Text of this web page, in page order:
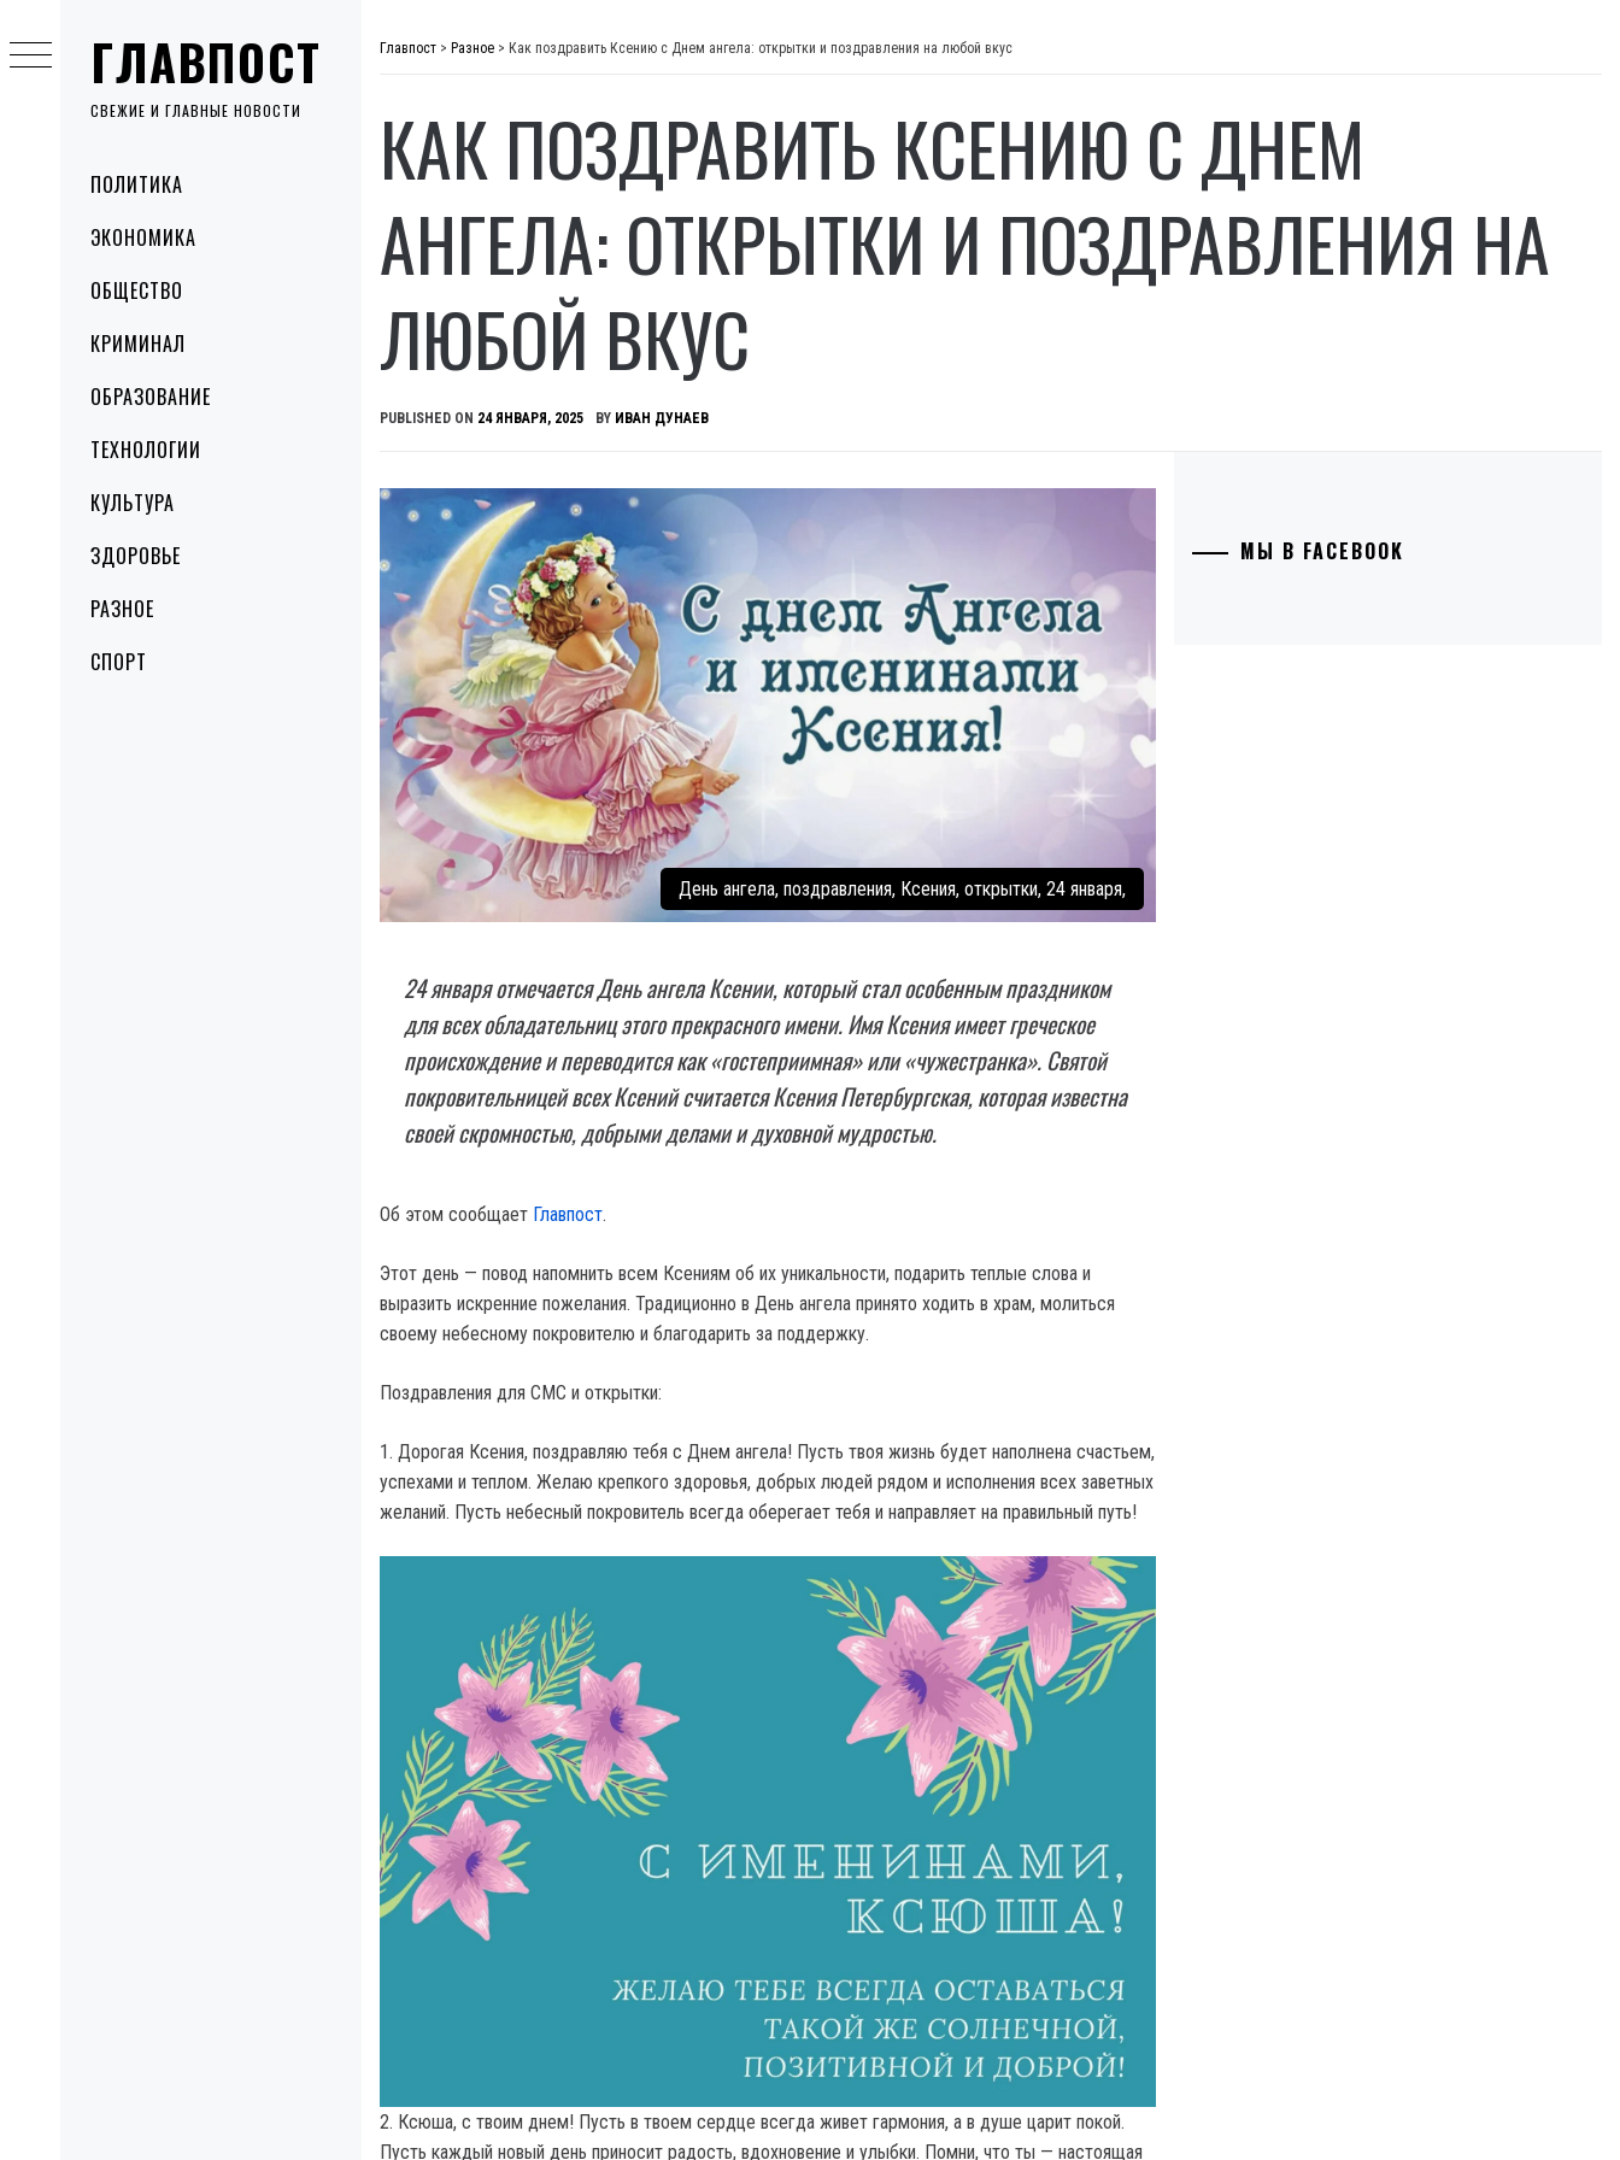
ГЛАВПОСТ
СВЕЖИЕ И ГЛАВНЫЕ НОВОСТИ
MenuПОЛИТИКА
ЭКОНОМИКА
ОБЩЕСТВО
КРИМИНАЛ
ОБРАЗОВАНИЕ
ТЕХНОЛОГИИ
КУЛЬТУРА
ЗДОРОВЬЕ
РАЗНОЕ
СПОРТ
to
content
Главпост > Разное > Как поздравить Ксению с Днем ангела: открытки и поздравления на любой вкус
КАК ПОЗДРАВИТЬ КСЕНИЮ С ДНЕМ
АНГЕЛА: ОТКРЫТКИ И ПОЗДРАВЛЕНИЯ НА
ЛЮБОЙ ВКУС
PUBLISHED ON 24 ЯНВАРЯ, 2025 BY ИВАН ДУНАЕВ
День ангела, поздравления, Ксения, открытки, 24 января,
24 января отмечается День ангела Ксении, который стал особенным праздником
для всех обладательниц этого прекрасного имени. Имя Ксения имеет греческое
происхождение и переводится как «гостеприимная» или «чужестранка». Святой
покровительницей всех Ксений считается Ксения Петербургская, которая известна
своей скромностью, добрыми делами и духовной мудростью.
Об этом сообщает Главпост.
Этот день — повод напомнить всем Ксениям об их уникальности, подарить теплые слова и
выразить искренние пожелания. Традиционно в День ангела принято ходить в храм, молиться
своему небесному покровителю и благодарить за поддержку.
Поздравления для СМС и открытки:
1. Дорогая Ксения, поздравляю тебя с Днем ангела! Пусть твоя жизнь будет наполнена счастьем,
успехами и теплом. Желаю крепкого здоровья, добрых людей рядом и исполнения всех заветных
желаний. Пусть небесный покровитель всегда оберегает тебя и направляет на правильный путь!
2. Ксюша, с твоим днем! Пусть в твоем сердце всегда живет гармония, а в душе царит покой.
Пусть каждый новый день приносит радость, вдохновение и улыбки. Помни, что ты — настоящая
МЫ В FACEBOOK